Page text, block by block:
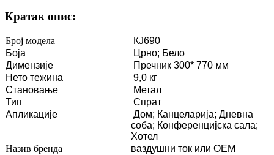
Кратак опис:
Број модела
КЈ690
Боја
Црно; Бело
Димензије
Пречник 300* 770 мм
Нето тежина
9,0 кг
Становање
Метал
Тип
Спрат
Апликације
Дом; Канцеларија; Дневна
соба; Конференцијска сала;
Хотел
Назив бренда
ваздушни ток или ОЕМ